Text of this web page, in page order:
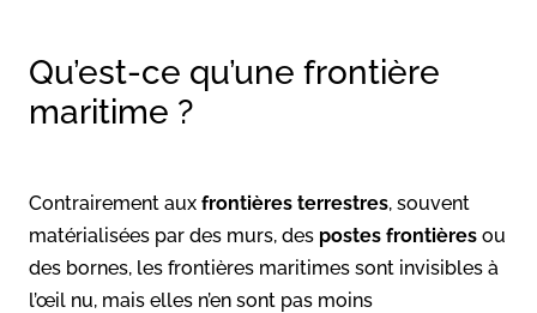
Qu’est-ce qu’une frontière
maritime ?
Contrairement aux frontières terrestres, souvent
matérialisées par des murs, des postes frontières ou
des bornes, les frontières maritimes sont invisibles à
l’œil nu, mais elles n’en sont pas moins